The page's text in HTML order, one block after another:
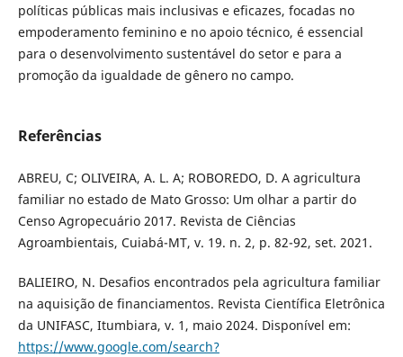
políticas públicas mais inclusivas e eficazes, focadas no
empoderamento feminino e no apoio técnico, é essencial
para o desenvolvimento sustentável do setor e para a
promoção da igualdade de gênero no campo.
Referências
ABREU, C; OLIVEIRA, A. L. A; ROBOREDO, D. A agricultura
familiar no estado de Mato Grosso: Um olhar a partir do
Censo Agropecuário 2017. Revista de Ciências
Agroambientais, Cuiabá-MT, v. 19. n. 2, p. 82-92, set. 2021.
BALIEIRO, N. Desafios encontrados pela agricultura familiar
na aquisição de financiamentos. Revista Científica Eletrônica
da UNIFASC, Itumbiara, v. 1, maio 2024. Disponível em:
https://www.google.com/search?